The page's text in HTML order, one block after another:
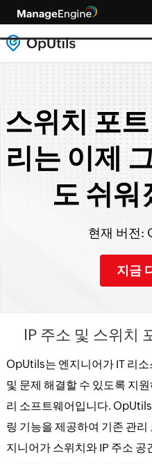
스위치 포
리는 이제
도 쉬워
현재 버전:
지금
IP 주소 및 스위치
OpUtils는 엔지니어가 IT 리
및 문제 해결할 수 있도록 지
리 소프트웨어입니다.
링 기능을 제공하여 기존 관
지니어가 스위치와 IP 주소 공